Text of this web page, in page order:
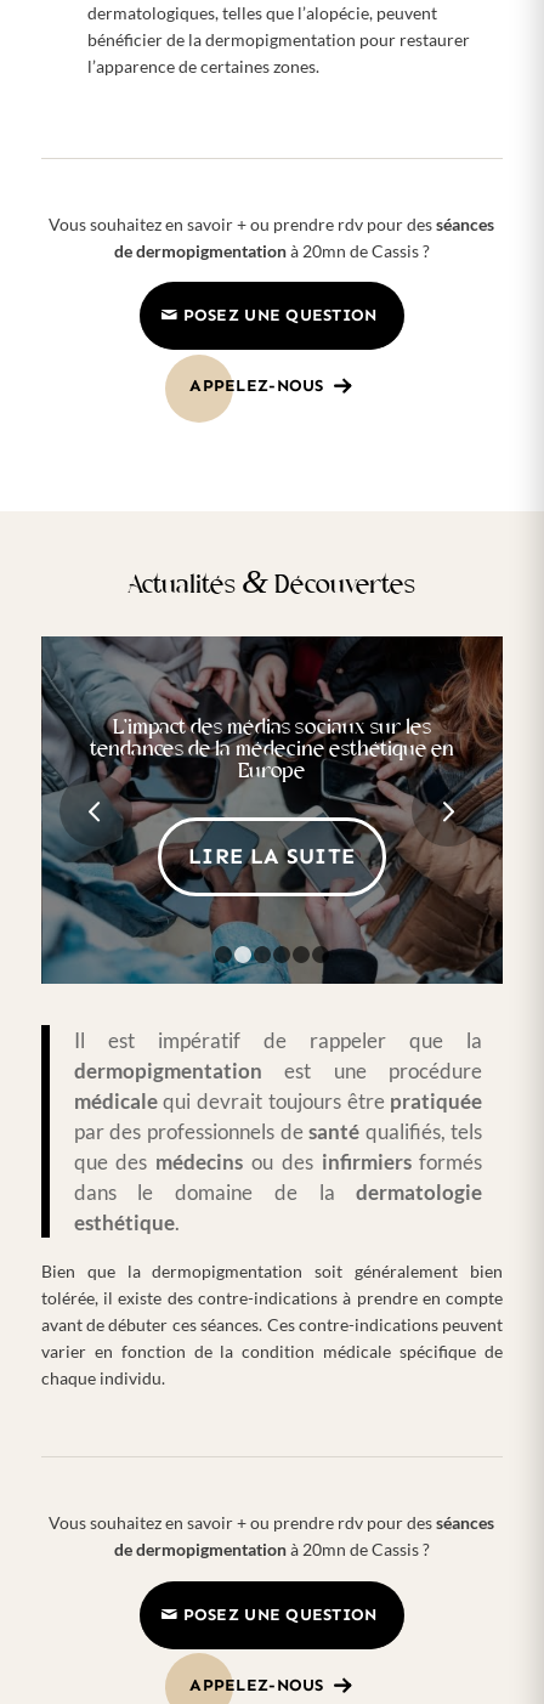
dermatologiques, telles que l’alopécie, peuvent
bénéficier de la dermopigmentation pour restaurer
l’apparence de certaines zones.
Vous souhaitez en savoir + ou prendre rdv pour desséances
de dermopigmentationà 20mn de Cassis ?
POSEZ UNE QUESTION
APPELEZ-NOUS
Actualités & Découvertes
L’impact des médias sociaux sur les
tendances de la médecine esthétique en
Europe
LIRE LA SUITE
L’impact de la pandémie sur l’industrie de la
médecine esthétique en Europe
LIRE LA SUITE
Suivant
4 5 6
Il est impératif de rappeler que la
dermopigmentationest une procédure
médicalequi devrait toujours être pratiquée
par des professionnels desanté qualifiés, tels
que des médecins ou des infirmiersformés
dans le domaine de ladermatologie
esthétique.
Bien que la dermopigmentation soit généralement bien
tolérée, il existe des contre-indications à prendre en compte
avant de débuter ces séances. Ces contre-indications peuvent
varier en fonction de la condition médicale spécifique de
chaque individu.
Vous souhaitez en savoir + ou prendre rdv pour desséances
de dermopigmentationà 20mn de Cassis ?
POSEZ UNE QUESTION
APPELEZ-NOUS